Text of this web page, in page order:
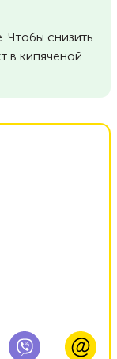
Чтобы снизить
в кипяченой